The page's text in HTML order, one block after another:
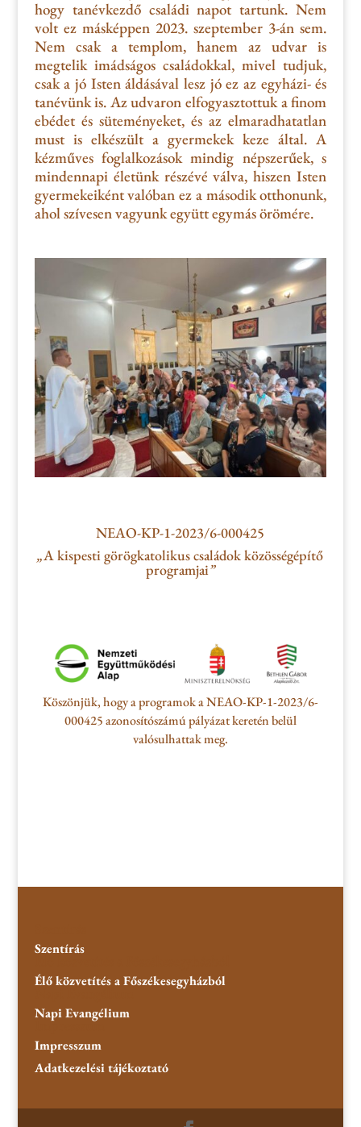
hogy tanévkezdő családi napot tartunk. Nem
volt ez másképpen 2023. szeptember 3-án sem.
Nem csak a templom, hanem az udvar is
megtelik imádságos családokkal, mivel tudjuk,
csak a jó Isten áldásával lesz jó ez az egyházi- és
tanévünk is. Az udvaron elfogyasztottuk a finom
ebédet és süteményeket, és az elmaradhatatlan
must is elkészült a gyermekek keze által. A
kézműves foglalkozások mindig népszerűek, s
mindennapi életünk részévé válva, hiszen Isten
gyermekeiként valóban ez a második otthonunk,
ahol szívesen vagyunk együtt egymás örömére.
NEAO-KP-1-2023/6-000425
„A kispesti görögkatolikus családok közösségépítő
programjai”
Köszönjük, hogy a programok a NEAO-KP-1-2023/6-
000425 azonosítószámú pályázat keretén belül
valósulhattak meg.
Szentírás
Élő közvetítés a Főszékesegyházból
Napi Evangélium
Impresszum
Impresszum
Adatkezelési tájékoztató